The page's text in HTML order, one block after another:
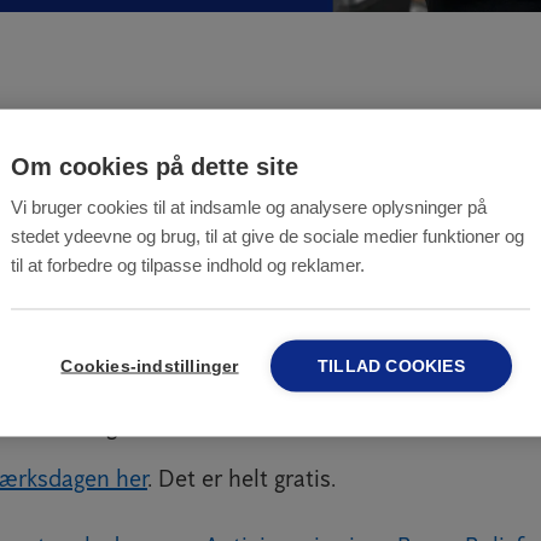
Gramkow Andersen vil fra kl. 10.50 fortælle om,
skadedyr. Peter vil også komme ind på,
og data sikrer, at man får styr på
klar på vores stand på Netværksdag for Byens
dine spørgsmål om giftfri og bæredygtig
møde dig!
her. Det er helt gratis.
Om cookies på dette site
Vi bruger cookies til at indsamle og analysere oplysninger på
stedet ydeevne og brug, til at give de sociale medier funktioner og
til at forbedre og tilpasse indhold og reklamer.
Cookies-indstillinger TILLAD COOKIES